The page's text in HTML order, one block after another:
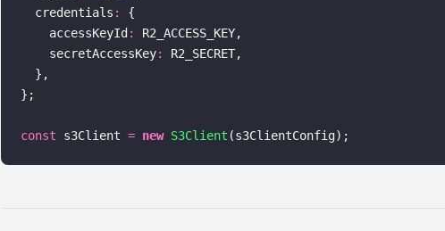
  credentials
:
{
    accessKeyId
:
R2_ACCESS_KEY,
    secretAccessKey
:
R2_SECRET,
  },
};
const s3Client = new S3Client (s3ClientConfig);